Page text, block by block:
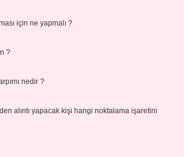
için ne yapmalı ?
?
nedir ?
alıntı yapacak kişi hangi noktalama işaretini